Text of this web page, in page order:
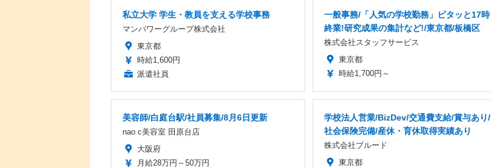
私立大学 学生・教員を支える学校事務
マンパワーグループ株式会社
東京都
時給1,600円
派遣社員
一般事務/「人気の学校勤務」ピタッと17時
終業!研究成果の集計など!/東京都/板橋区
株式会社スタッフサービス
東京都
時給1,700円～
美容師/白庭台駅/社員募集/8月6日更新
nao c美容室 田原台店
大阪府
月給28万円～50万円
学校法人営業/BizDev/交通費支給/賞与あり/
社会保険完備/産休・育休取得実績あり
株式会社ブルード
東京都